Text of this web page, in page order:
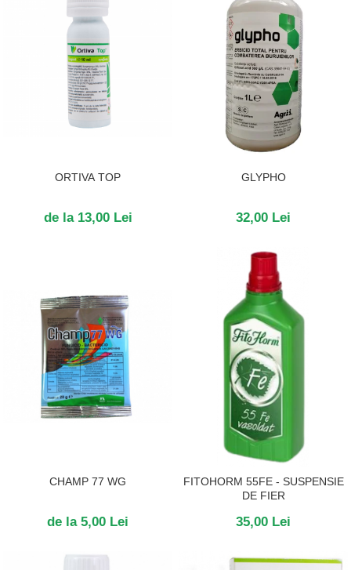
ORTIVA TOP
de la 13,00 Lei
GLYPHO
32,00 Lei
CHAMP 77 WG
de la 5,00 Lei
FITOHORM 55FE - SUSPENSIE
DE FIER
35,00 Lei